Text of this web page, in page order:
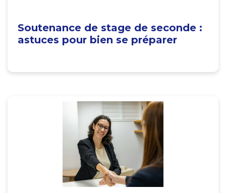
Soutenance de stage de seconde :
astuces pour bien se préparer